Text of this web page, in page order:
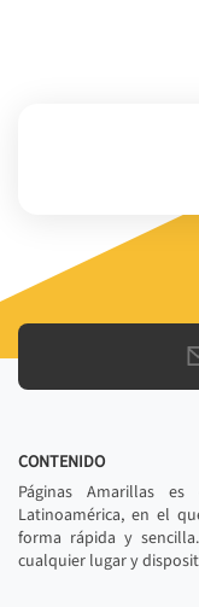
CONTENIDO
Páginas Amarillas
Latinoamérica, en el
forma rápida y
cualquier lugar y